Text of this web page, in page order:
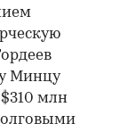
Минцу
млн